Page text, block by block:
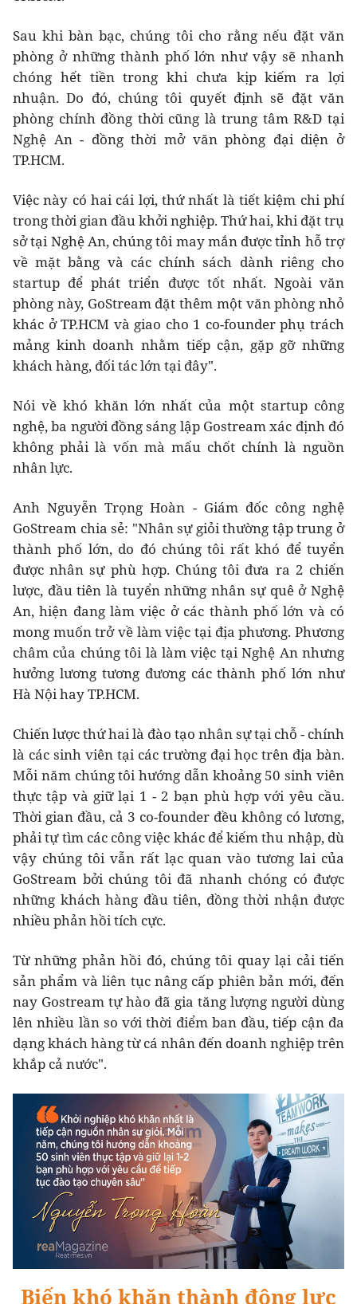
Sau khi bàn bạc, chúng tôi cho rằng nếu đặt văn
phòng ở những thành phố lớn như vậy sẽ nhanh
chóng hết tiền trong khi chưa kịp kiếm ra lợi
nhuận. Do đó, chúng tôi quyết định sẽ đặt văn
phòng chính đồng thời cũng là trung tâm R&D tại
Nghệ An - đồng thời mở văn phòng đại diện ở
TP.HCM.
Việc này có hai cái lợi, thứ nhất là tiết kiệm chi phí
trong thời gian đầu khởi nghiệp. Thứ hai, khi đặt trụ
sở tại Nghệ An, chúng tôi may mắn được tỉnh hỗ trợ
về mặt bằng và các chính sách dành riêng cho
startup để phát triển được tốt nhất. Ngoài văn
phòng này, GoStream đặt thêm một văn phòng nhỏ
khác ở TP.HCM và giao cho 1 co-founder phụ trách
mảng kinh doanh nhằm tiếp cận, gặp gỡ những
khách hàng, đối tác lớn tại đây".
Nói về khó khăn lớn nhất của một startup công
nghệ, ba người đồng sáng lập Gostream xác định đó
không phải là vốn mà mấu chốt chính là nguồn
nhân lực.
Anh Nguyễn Trọng Hoàn - Giám đốc công nghệ
GoStream chia sẻ: "Nhân sự giỏi thường tập trung ở
thành phố lớn, do đó chúng tôi rất khó để tuyển
được nhân sự phù hợp. Chúng tôi đưa ra 2 chiến
lược, đầu tiên là tuyển những nhân sự quê ở Nghệ
An, hiện đang làm việc ở các thành phố lớn và có
mong muốn trở về làm việc tại địa phương. Phương
châm của chúng tôi là làm việc tại Nghệ An nhưng
hưởng lương tương đương các thành phố lớn như
Hà Nội hay TP.HCM.
Chiến lược thứ hai là đào tạo nhân sự tại chỗ - chính
là các sinh viên tại các trường đại học trên địa bàn.
Mỗi năm chúng tôi hướng dẫn khoảng 50 sinh viên
thực tập và giữ lại 1 - 2 bạn phù hợp với yêu cầu.
Thời gian đầu, cả 3 co-founder đều không có lương,
phải tự tìm các công việc khác để kiếm thu nhập, dù
vậy chúng tôi vẫn rất lạc quan vào tương lai của
GoStream bởi chúng tôi đã nhanh chóng có được
những khách hàng đầu tiên, đồng thời nhận được
nhiều phản hồi tích cực.
Từ những phản hồi đó, chúng tôi quay lại cải tiến
sản phẩm và liên tục nâng cấp phiên bản mới, đến
nay Gostream tự hào đã gia tăng lượng người dùng
lên nhiều lần so với thời điểm ban đầu, tiếp cận đa
dạng khách hàng từ cá nhân đến doanh nghiệp trên
khắp cả nước".
Biến khó khăn thành động lực